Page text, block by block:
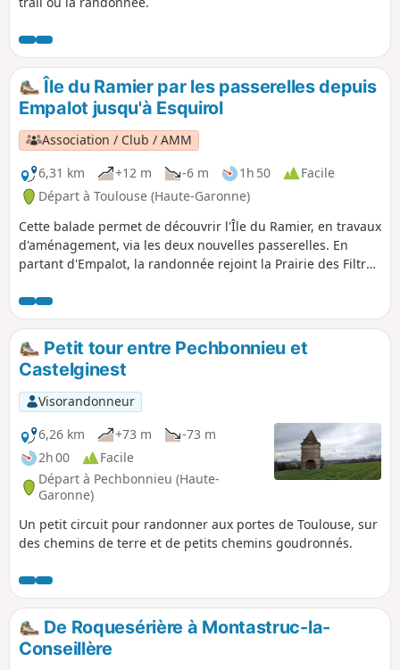
offre un équilibre parfait entre
lieux de savoirs et coins de détente. Une
balade enrichissante, et à la fois
apaisante et stimulante, où vous
pourrez contempler l’architecture
contemporaine des institutions
scientifiques tout en profitant de la
sérénité des rives du Canal du Midi.
Île du Ramier par les passerelles depuis
Empalot jusqu'à Esquirol
Association / Club / AMM
6,31 km
+12 m -6 m 1h 50
Facile
Départ à Toulouse (Haute-Garonne)
Cette balade permet de découvrir l'Île du Ramier, en travaux
d'aménagement, via les deux nouvelles passerelles. En
partant d'Empalot, la randonnée rejoint la Prairie des Filtres
qui se cache au cœur de la ville. La Garonne l'irrigue. Les
meilleurs de nos sportifs y viennent pour décrocher des
médailles...
Petit tour entre Pechbonnieu et
Castelginest
Visorandonneur
6,26 km
+73 m
-73 m
2h 00
Facile
Départ à Pechbonnieu (Haute-
Garonne)
Un petit circuit pour randonner aux portes de Toulouse, sur
des chemins de terre et de petits chemins goudronnés.
De Roquesérière à Montastruc-la-
Conseillère